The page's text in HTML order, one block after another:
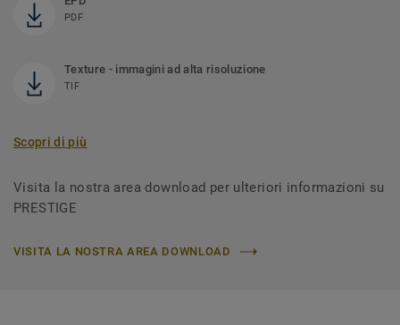
PDF
Texture - immagini ad alta risoluzione
TIF
Scopri di più
Visita la nostra area download per ulteriori informazioni su
PRESTIGE
VISITA LA NOSTRA AREA DOWNLOAD